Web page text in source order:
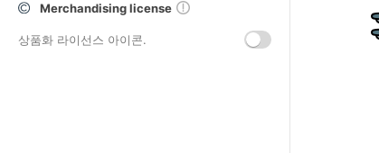
Merchandising license
상품화 라이선스 아이콘.